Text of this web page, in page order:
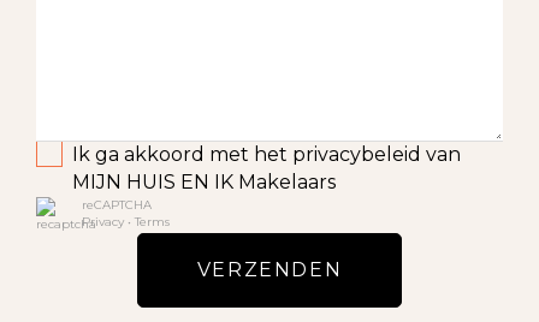
Ik ga akkoord met het privacybeleid van
MIJN HUIS EN IK Makelaars
reCAPTCHA
Privacy • Terms
VERZENDEN